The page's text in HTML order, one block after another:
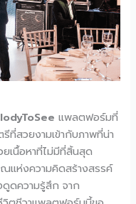
แพลตฟอร์มที่
ที่สวยงามเข้ากับภาพที่น่า
ยเนื้อหาที่ไม่มีที่สิ้นสุด
แห่งความคิดสร้างสรรค์
ดูดความรู้สึก จาก